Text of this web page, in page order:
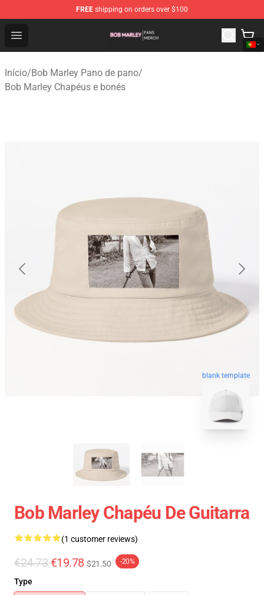
FREE shipping on orders over $100
Open menu
Bob Marley Shop - Official Bob Marley Merchandise
Início/Bob Marley Pano de pano/
Bob Marley Chapéus e bonés
blank template
Bob Marley Chapéu De Guitarra
(1 customer reviews)
€24.73 €19.78 $21.50 -20%
Type